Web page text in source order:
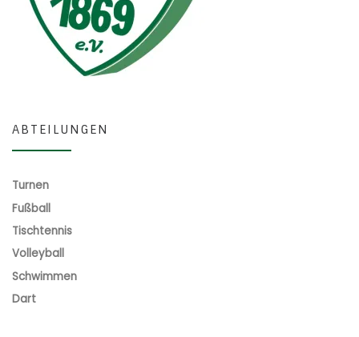
ABTEILUNGEN
Turnen
Fußball
Tischtennis
Volleyball
Schwimmen
Dart